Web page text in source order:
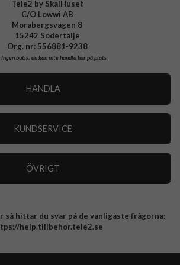
Tele2 by SkalHuset
C/O Lowwi AB
Morabergsvägen 8
15242 Södertälje
Org. nr: 556881-9238
Ingen butik, du kan inte handla här på plats
HANDLA
KUNDSERVICE
ÖVRIGT
så hittar du svar på de vanligaste frågorna:
help.tillbehor.tele2.se